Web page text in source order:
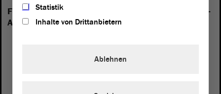
Folgende Fraktionen sind im Landtag von Sachsen-
Anhalt vertreten:
Statistik
Inhalte von Drittanbietern
Ablehnen